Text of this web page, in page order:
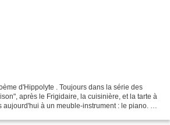
d'Hippolyte . Toujours dans la série des
après le Frigidaire, la cuisinière, et la tarte à
aujourd'hui à un meuble-instrument : le piano. Un